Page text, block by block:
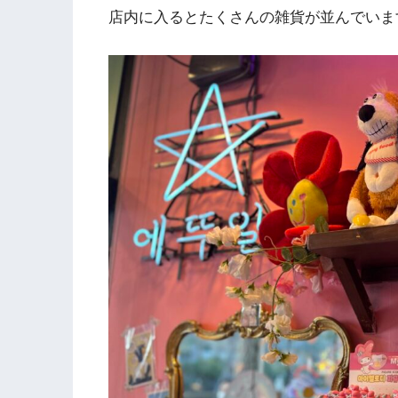
店内に入るとたくさんの雑貨が並んでい